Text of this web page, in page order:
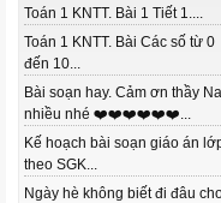
Toán 1 KNTT. Bài 1 Tiết 1....
Toán 1 KNTT. Bài Các số từ 0
đến 10...
Bài soạn hay. Cảm ơn thầy
nhiều nhé ❤️❤️❤️❤️❤️❤️...
Kế hoạch bài soạn giáo án
theo SGK...
Ngày hè không biết đi đâu